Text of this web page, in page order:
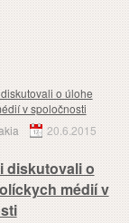
20.6.2015
diskutovali o
médií v